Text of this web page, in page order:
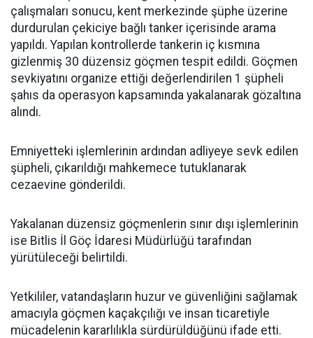
çalışmaları sonucu, kent merkezinde şüphe üzerine
durdurulan çekiciye bağlı tanker içerisinde arama
yapıldı. Yapılan kontrollerde tankerin iç kısmına
gizlenmiş 30 düzensiz göçmen tespit edildi. Göçmen
sevkiyatını organize ettiği değerlendirilen 1 şüpheli
şahıs da operasyon kapsamında yakalanarak gözaltına
alındı.
Emniyetteki işlemlerinin ardından adliyeye sevk edilen
şüpheli, çıkarıldığı mahkemece tutuklanarak
cezaevine gönderildi.
Yakalanan düzensiz göçmenlerin sınır dışı işlemlerinin
ise Bitlis İl Göç İdaresi Müdürlüğü tarafından
yürütüleceği belirtildi.
Yetkililer, vatandaşların huzur ve güvenliğini sağlamak
amacıyla göçmen kaçakçılığı ve insan ticaretiyle
mücadelenin kararlılıkla sürdürüldüğünü ifade etti.